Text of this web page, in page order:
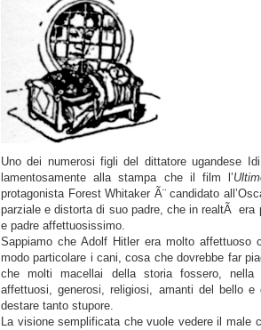
Uno dei numerosi figli del dittatore ugandese
lamentosamente alla stampa che il film l’
protagonista Forest Whitaker Ã¨ candidato
parziale e distorta di suo padre, che in realtÃ era
e padre affettuosissimo.
Sappiamo che Adolf Hitler era molto affettuoso
modo particolare i cani, cosa che dovrebbe far
che molti macellai della storia fossero,
affettuosi, generosi, religiosi, amanti del bello e
destare tanto stupore.
La visione semplificata che vuole vedere il male